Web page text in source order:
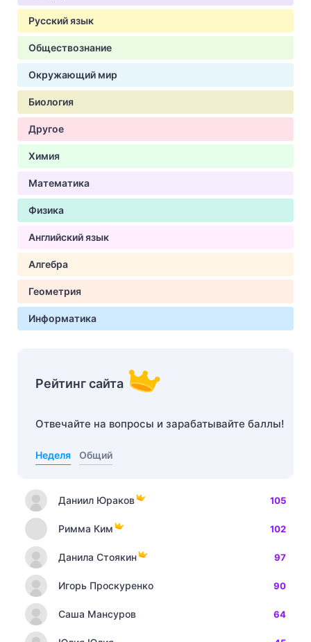
Русский язык
Обществознание
Окружающий мир
Биология
Другое
Химия
Математика
Физика
Английский язык
Алгебра
Геометрия
Информатика
Рейтинг сайта
Отвечайте на вопросы и зарабатывайте баллы!
Неделя Общий
Даниил Юраков 105
Римма Ким 102
Данила Стоякин 97
Игорь Проскуренко 90
Саша Мансуров 64